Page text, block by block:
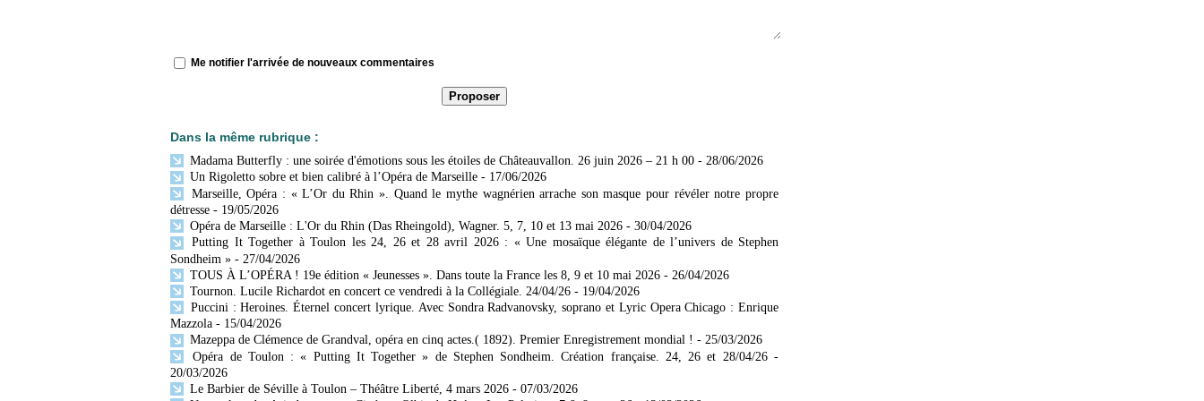
Me notifier l'arrivée de nouveaux commentaires
Dans la même rubrique :
Madama Butterfly : une soirée d'émotions sous les étoiles de Châteauvallon. 26 juin 2026 – 21 h 00 - 28/06/2026
Un Rigoletto sobre et bien calibré à l’Opéra de Marseille - 17/06/2026
Marseille, Opéra : « L’Or du Rhin ». Quand le mythe wagnérien arrache son masque pour révéler notre propre
détresse - 19/05/2026
Opéra de Marseille : L'Or du Rhin (Das Rheingold), Wagner. 5, 7, 10 et 13 mai 2026 - 30/04/2026
Putting It Together à Toulon les 24, 26 et 28 avril 2026 : « Une mosaïque élégante de l’univers de Stephen
Sondheim » - 27/04/2026
TOUS À L’OPÉRA ! 19e édition « Jeunesses ». Dans toute la France les 8, 9 et 10 mai 2026 - 26/04/2026
Tournon. Lucile Richardot en concert ce vendredi à la Collégiale. 24/04/26 - 19/04/2026
Puccini : Heroines. Éternel concert lyrique. Avec Sondra Radvanovsky, soprano et Lyric Opera Chicago : Enrique
Mazzola - 15/04/2026
Mazeppa de Clémence de Grandval, opéra en cinq actes.( 1892). Premier Enregistrement mondial ! - 25/03/2026
Opéra de Toulon : « Putting It Together » de Stephen Sondheim. Création française. 24, 26 et 28/04/26 -
20/03/2026
Le Barbier de Séville à Toulon – Théâtre Liberté, 4 mars 2026 - 07/03/2026